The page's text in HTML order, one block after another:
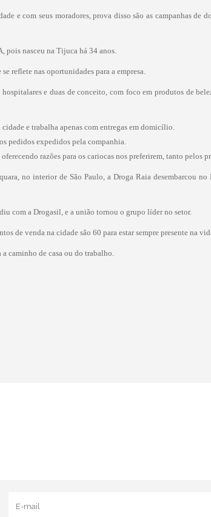
e com seus moradores, prova disso são as campanhas
pois nasceu na Tijuca há 34 anos.
reflete nas oportunidades para a empresa.
e duas de conceito, com foco em produtos de
e trabalha apenas com entregas em domicílio.
pedidos expedidos pela companhia.
razões para os cariocas nos preferirem, tanto
no interior de São Paulo, a Droga Raia desembarcou
com a Drogasil, e a união tornou o grupo líder no setor.
de venda na cidade são 60 para estar sempre presente na
a caminho de casa ou do trabalho.